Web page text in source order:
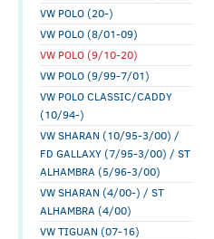
VW POLO (20-)
VW POLO (8/01-09)
VW POLO (9/10-20)
VW POLO (9/99-7/01)
VW POLO CLASSIC/CADDY
(10/94-)
VW SHARAN (10/95-3/00) /
FD GALLAXY (7/95-3/00) / ST
ALHAMBRA (5/96-3/00)
VW SHARAN (4/00-) / ST
ALHAMBRA (4/00)
VW TIGUAN (07-16)